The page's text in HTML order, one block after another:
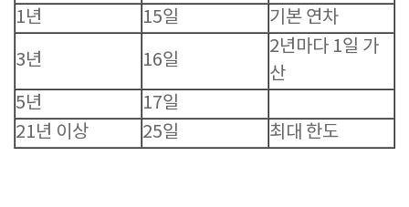
1년
15일 기본 연차
3년 16일
2년마다 1일 가
산
5년
17일
21년 이상
25일 최대 한도